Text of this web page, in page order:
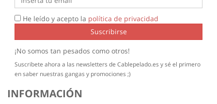
He leído y acepto la política de privacidad
Suscribirse
¡No somos tan pesados como otros!
Suscribete ahora a las newsletters de Cablepelado.es y sé el primero
en saber nuestras gangas y promociones ;)
INFORMACIÓN